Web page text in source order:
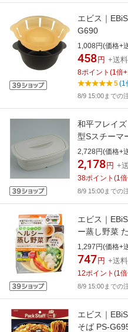
エビス｜
G690
1,008円(価格+
458 円 +送
8ポイント (1倍+
5(1
8/9 15:00までの
和平フレイ
型Sスチーマ
2,728円(価格+
2,178 円 +
38ポイント (1
8/9 15:00までの
エビス｜
ー蒸し野菜
[電子レンジ
1,297円(価格+
747 円 +送
12ポイント (1
8/9 15:00までの
エビス｜
そば PS-